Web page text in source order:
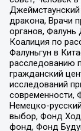
дракона, Врачи
органов, Фалунь
Коалиция по
Фалуньгун в
расследованию
гражданский
исследований
современности,
Немецко-
выбор, Фонд
фонд, Фонд